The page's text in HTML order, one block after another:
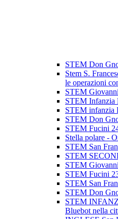
STEM Don
Stem S.
le operazioni
STEM
STEM Infanzia
STEM infanzia
STEM Don
STEM Fucini
Stella polare -
STEM San
STEM
STEM
STEM Fucini
STEM San
STEM Don
STEM
Bluebot nella